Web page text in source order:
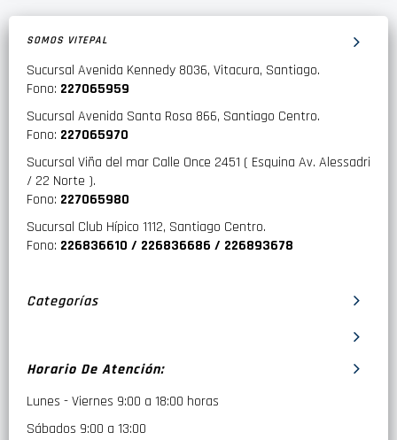
SOMOS VITEPAL
Sucursal Avenida Kennedy 8036, Vitacura, Santiago.
Fono: 227065959
Sucursal Avenida Santa Rosa 866, Santiago Centro.
Fono: 227065970
Sucursal Viña del mar Calle Once 2451 ( Esquina Av. Alessadri
/ 22 Norte ).
Fono: 227065980
Sucursal Club Hípico 1112, Santiago Centro.
Fono: 226836610 / 226836686 / 226893678
Categorías
Horario De Atención:
Lunes - Viernes 9:00 a 18:00 horas
Sábados 9:00 a 13:00